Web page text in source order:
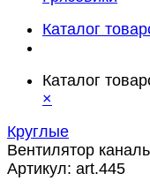
Каталог
Каталог
×
Круглые
Вентилятор
Артикул: art.445